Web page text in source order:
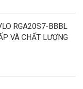
RGA20S7-BBBL
VÀ CHẤT LƯỢNG